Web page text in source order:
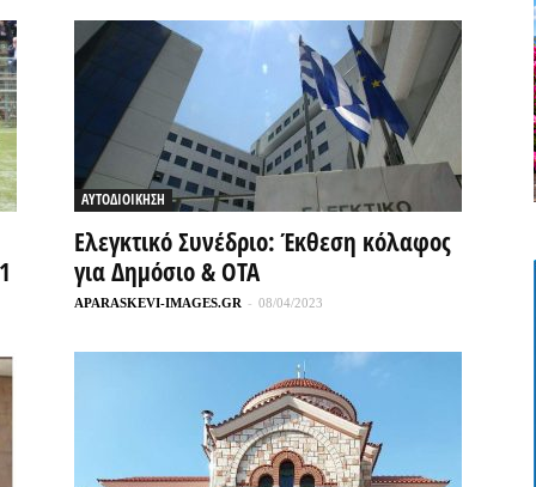
ΑΥΤΟΔΙΟΙΚΗΣΗ
Ελεγκτικό Συνέδριο: Έκθεση κόλαφος
για Δημόσιο & ΟΤΑ
APARASKEVI-IMAGES.GR - 08/04/2023